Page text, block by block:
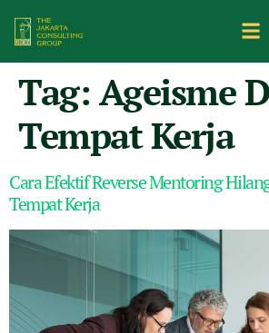
Tag: Ageisme
Tempat Kerja
Cara Efektif Reverse Mentoring
Tempat Kerja